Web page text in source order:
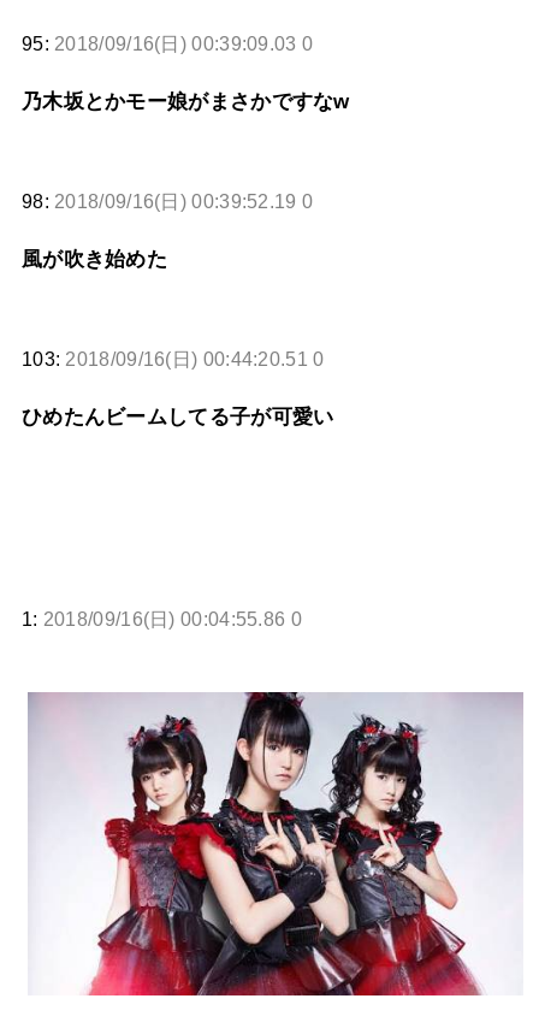
95: 2018/09/16(日) 00:39:09.03 0
乃木坂とかモー娘がまさかですなw
98: 2018/09/16(日) 00:39:52.19 0
風が吹き始めた
103: 2018/09/16(日) 00:44:20.51 0
ひめたんビームしてる子が可愛い
1: 2018/09/16(日) 00:04:55.86 0